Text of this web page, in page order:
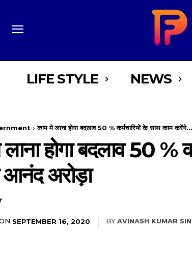
LIFE STYLE NEWS
काम मे लाना होगा बदलाव 50 % कर्मचारियों के साथ काम करेंगे...
होगा बदलाव 50 %
अरोड़ा
SEPTEMBER 16, 2020 BYAVINASH KUMAR